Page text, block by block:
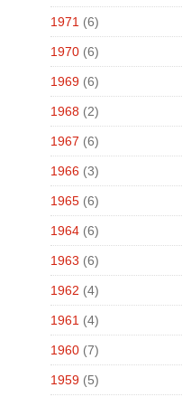
1971 (6)
1970 (6)
1969 (6)
1968 (2)
1967 (6)
1966 (3)
1965 (6)
1964 (6)
1963 (6)
1962 (4)
1961 (4)
1960 (7)
1959 (5)